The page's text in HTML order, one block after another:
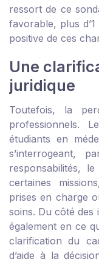
ressort de ce
favorable, plus
positive de ces
Une
juridique
Toutefois, la
professionnels.
étudiants en
s’interrogeant,
responsabilités,
certaines
prises en charge
soins. Du côté des
également en ce
clarification du
d’aide à la